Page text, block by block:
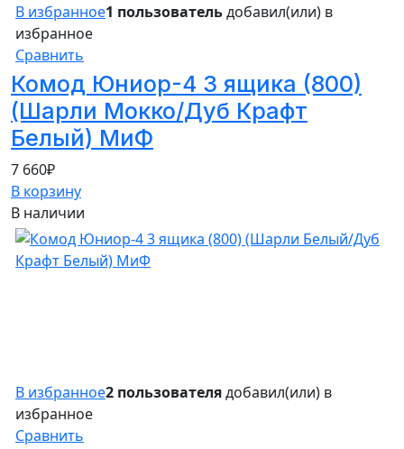
В избранное1 пользовательдобавил(или) в
избранное
Сравнить
Комод Юниор-4 3 ящика (800)
(Шарли Мокко/Дуб Крафт
Белый) МиФ
7 660₽
В корзину
В наличии
В избранное2 пользователядобавил(или) в
избранное
Сравнить